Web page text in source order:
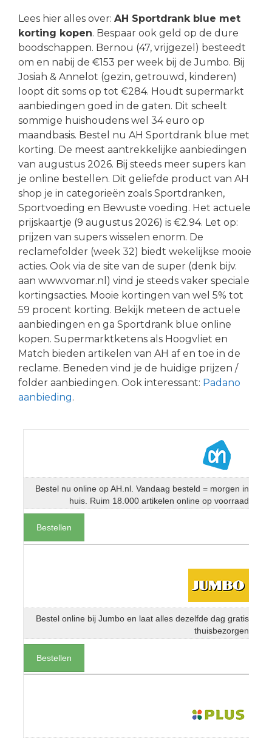
Lees hier alles over: AH Sportdrank blue met
korting kopen. Bespaar ook geld op de dure
boodschappen. Bernou (47, vrijgezel) besteedt
om en nabij de €153 per week bij de Jumbo. Bij
Josiah & Annelot (gezin, getrouwd, kinderen)
loopt dit soms op tot €284. Houdt supermarkt
aanbiedingen goed in de gaten. Dit scheelt
sommige huishoudens wel 34 euro op
maandbasis. Bestel nu AH Sportdrank blue met
korting. De meest aantrekkelijke aanbiedingen
van augustus 2026. Bij steeds meer supers kan
je online bestellen. Dit geliefde product van AH
shop je in categorieën zoals Sportdranken,
Sportvoeding en Bewuste voeding. Het actuele
prijskaartje (9 augustus 2026) is €2.94. Let op:
prijzen van supers wisselen enorm. De
reclamefolder (week 32) biedt wekelijkse mooie
acties. Ook via de site van de super (denk bijv.
aan www.vomar.nl) vind je steeds vaker speciale
kortingsacties. Mooie kortingen van wel 5% tot
59 procent korting. Bekijk meteen de actuele
aanbiedingen en ga Sportdrank blue online
kopen. Supermarktketens als Hoogvliet en
Match bieden artikelen van AH af en toe in de
reclame. Beneden vind je de huidige prijzen /
folder aanbiedingen. Ook interessant: Padano
aanbieding.
Bestel nu online op AH.nl. Vandaag besteld = morgen in
huis. Ruim 18.000 artikelen online op voorraad
Bestellen
Bestel online bij Jumbo en laat alles dezelfde dag gratis
thuisbezorgen
Bestellen